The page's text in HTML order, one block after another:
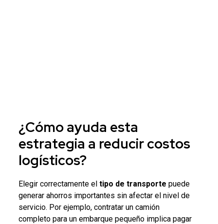
¿Cómo ayuda esta
estrategia a reducir costos
logísticos?
Elegir correctamente el tipo de transporte puede
generar ahorros importantes sin afectar el nivel de
servicio. Por ejemplo, contratar un camión
completo para un embarque pequeño implica pagar